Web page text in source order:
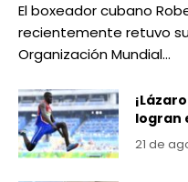
El boxeador cubano
recientemente retuvo
Organización Mundial…
logran
21 de